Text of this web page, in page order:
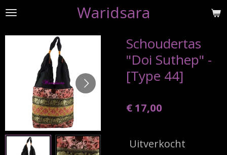
Ga
naar
hoofdinhoud
Waridsara
Schoudertas
"Doi Suthep" -
[Type 44]
€ 17,00
Uitverkocht